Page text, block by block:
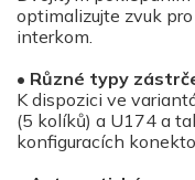
optimalizujte zvuk
interkom.
• Různé typy
K dispozici ve
(5 kolíků) a U174 a
konfiguracích